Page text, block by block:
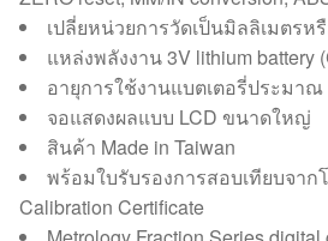
เปลี่ยหน่วยการวัดเป็นมิลลิเมตรห
แหล่งพลังงาน 3V lithium battery
อายุการใช้งานแบตเตอรี่ประมาณ
จอแสดงผลแบบ LCD ขนาดใหญ่
สินค้า Made in Taiwan
พร้อมใบรับรองการสอบเทียบจาก
Calibration Certificate